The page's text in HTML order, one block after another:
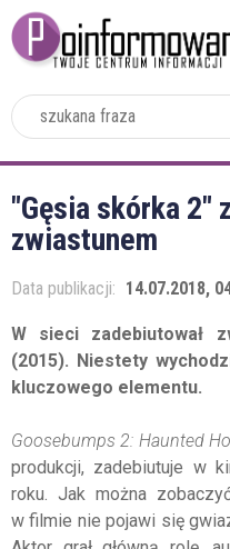
"Gęsia skórka 2"
zwiastunem
Data publikacji: 14.07.2018,
W sieci zadebiutował
(2015). Niestety
kluczowego elementu.
Goosebumps 2: Haunted
produkcji, zadebiutuje w
roku. Jak można
w filmie nie pojawi się